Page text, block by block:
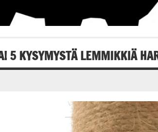
5 KYSYMYSTÄ LEMMIKKIÄ